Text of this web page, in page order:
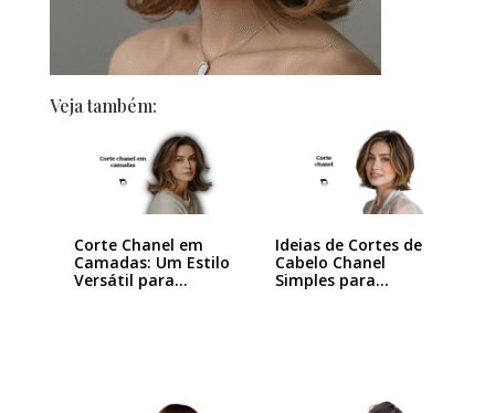
Veja também:
Corte Chanel em
Camadas: Um Estilo
Versátil para…
Ideias de Cortes de
Cabelo Chanel
Simples para…